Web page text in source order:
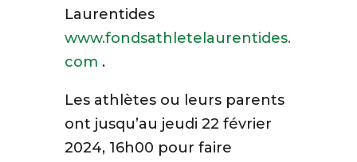
Laurentides
www.fondsathletelaurentides.
com .
Les athlètes ou leurs parents
ont jusqu’au jeudi 22 février
2024, 16h00 pour faire